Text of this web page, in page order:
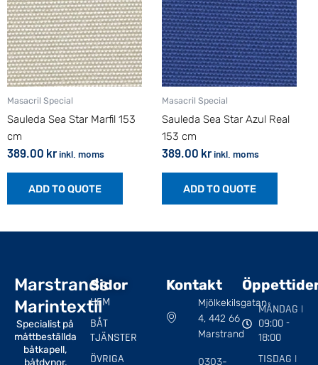
Masacril Special
Sauleda Sea Star Marfil 153
cm
389.00 krinkl. moms
ADD TO QUOTE
Masacril Special
Sauleda Sea Star Azul Real
153 cm
389.00 krinkl. moms
ADD TO QUOTE
Marstrands
Marintextil
Specialist på
måttbeställda
båtkapell,
båtdynor,
Sidor
HEM
BÅT
TJÄNSTER
ÖVRIGA
Kontakt
Mjölkekilsgatan
4, 442 66
Marstrand
0303-
MÅNDAG |
09:00 -
18:00
TISDAG |